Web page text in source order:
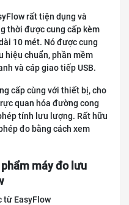
rất tiện dụng và
thời được cung cấp kèm
10 mét. Nó được cung
hiệu chuẩn, phần mềm
và cáp giao tiếp USB.
cấp cùng với thiết bị, cho
quan hóa đường cong
tính lưu lượng. Rất hữu
đo bằng cách xem
máy đo lưu
từ EasyFlow